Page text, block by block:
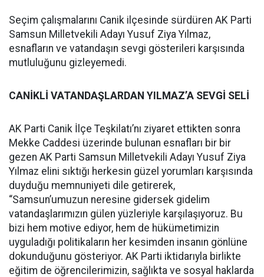
Seçim çalışmalarını Canik ilçesinde sürdüren AK Parti
Samsun Milletvekili Adayı Yusuf Ziya Yılmaz,
esnafların ve vatandaşın sevgi gösterileri karşısında
mutluluğunu gizleyemedi.
CANİKLİ VATANDAŞLARDAN YILMAZ’A SEVGİ SELİ
AK Parti Canik İlçe Teşkilatı’nı ziyaret ettikten sonra
Mekke Caddesi üzerinde bulunan esnafları bir bir
gezen AK Parti Samsun Milletvekili Adayı Yusuf Ziya
Yılmaz elini sıktığı herkesin güzel yorumları karşısında
duyduğu memnuniyeti dile getirerek,
“Samsun’umuzun neresine gidersek gidelim
vatandaşlarımızın gülen yüzleriyle karşılaşıyoruz. Bu
bizi hem motive ediyor, hem de hükümetimizin
uyguladığı politikaların her kesimden insanın gönlüne
dokunduğunu gösteriyor. AK Parti iktidarıyla birlikte
eğitim de öğrencilerimizin, sağlıkta ve sosyal haklarda